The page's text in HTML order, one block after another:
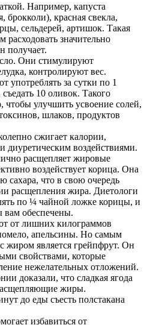
Например, капуста
брокколи), красная свекла,
сельдерей, артишок. Такая
расходовать значительно
получает.
Они стимулируют
контролируют вес.
употреблять за сутки по 1
10 оливок. Такого
чтобы улучшить усвоение солей,
шлаков, продуктов
сжигает калории,
воздействиями.
расщепляет жировые
воздействует корица. Она
сахара, что в свою очередь
расщепления жира. Диетологи
по ¼ чайной ложке корицы, и
вам обеспечены.
от лишних килограммов
апельсины. Но самым
жиром является грейпфрут. Он
свойствами, которые
нежелательных отложений.
доказали, что сладкая ягода
жиры.
до еды съесть полстакана
избавиться от